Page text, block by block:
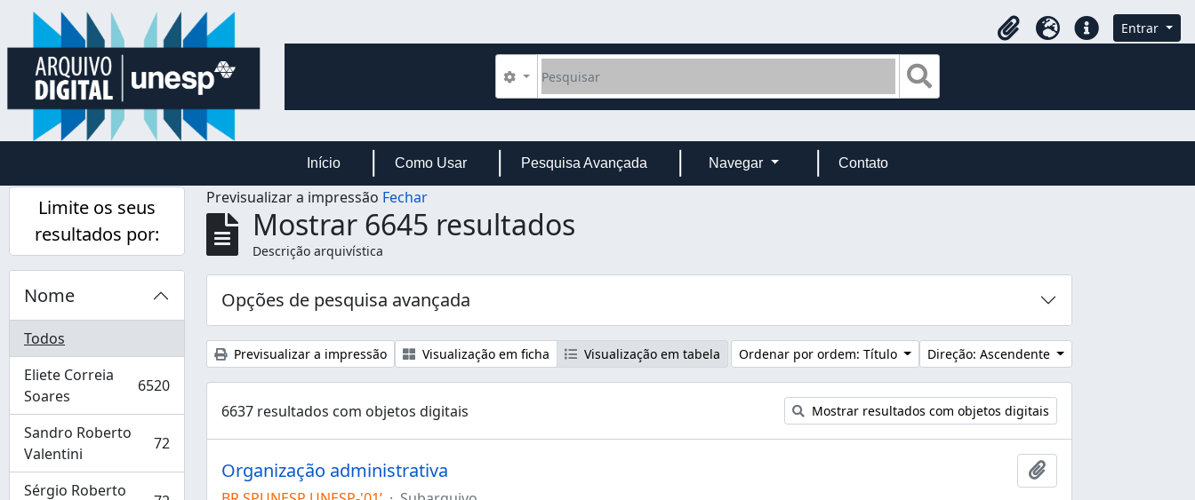
Skip to main content
Área de transferência
IdiomaLigações rápidas
Entrar
Pesquisar
Opções de busca
Início Como Usar Pesquisa Avançada Navegar Contato
Limite os seus
resultados por:
Nome
Todos
Eliete Correia
Soares
, 6520 resultados 6520
Sandro Roberto
Valentini
, 72 resultados 72
Sérgio Roberto
Previsualizar a impressão Fechar
Mostrar 6645 resultados
Descrição arquivística
Opções de pesquisa avançada
Previsualizar a impressão Visualização em ficha Visualização em tabela Ordenar por ordem: Título Direção: Ascendente
6637 resultados com objetos digitais Mostrar resultados com objetos digitais
Organização administrativa
Adicionar à área de